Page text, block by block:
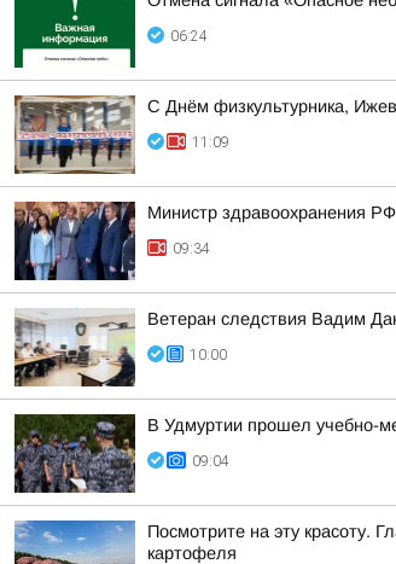
06:24
С Днём физкультурника,
11:09
Министр здравоохранения
09:34
Ветеран следствия Вадим
10:00
В Удмуртии прошел учебно-
09:04
Посмотрите на эту красоту.
картофеля